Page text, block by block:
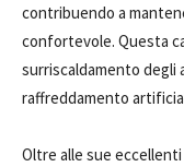
contribuendo a
confortevole. Questa
surriscaldamento degli
raffreddamento
Oltre alle sue